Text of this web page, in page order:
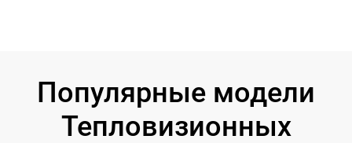
Популярные модели
Тепловизионных